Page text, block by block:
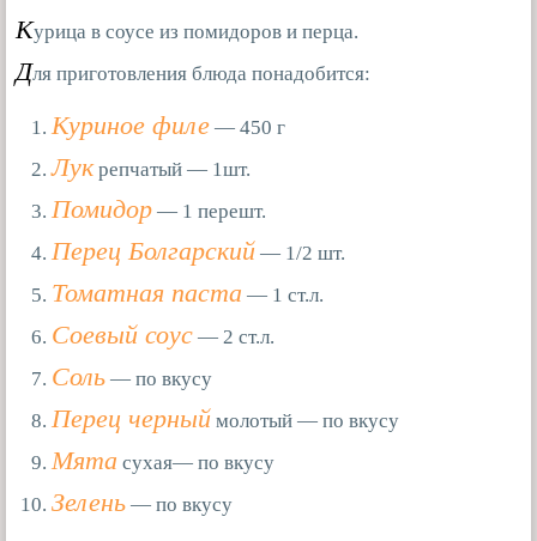
Курица в соусе из помидоров и перца.
Для приготовления блюда понадобится:
Куриное филе — 450 г
Лукрепчатый — 1шт.
Помидор — 1 перешт.
Перец Болгарский — 1/2 шт.
Томатная паста — 1 ст.л.
Соевый соус — 2 ст.л.
Соль — по вкусу
Перец черный молотый — по вкусу
Мята сухая— по вкусу
Зелень — по вкусу